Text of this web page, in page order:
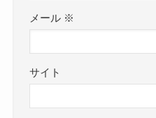
メール ※
サイト